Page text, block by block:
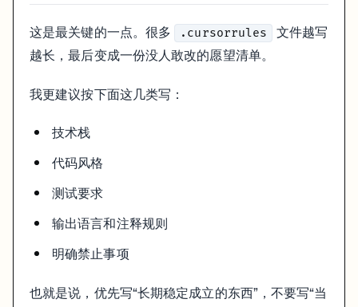
8. 规则为什么也会影响内容质量和索引
如果你用 Cursor 来写 wiki、文档、博客或 SEO 页面，规则文件其实也
不要写成营销语气
标题尽量直白，少用空洞小节名
这些东西都可以通过项目级规则慢慢固定下来。长期看，这会让整个站
下一步
Prompt 技巧
这是最关键的一点。很多 .cursorrules
文件越写
越长，最后变成一份没人敢改的愿望清单。
我更建议按下面这几类写：
技术栈
代码风格
测试要求
输出语言和注释规则
明确禁止事项
也就是说，优先写“长期稳定成立的东西”，不要写“当